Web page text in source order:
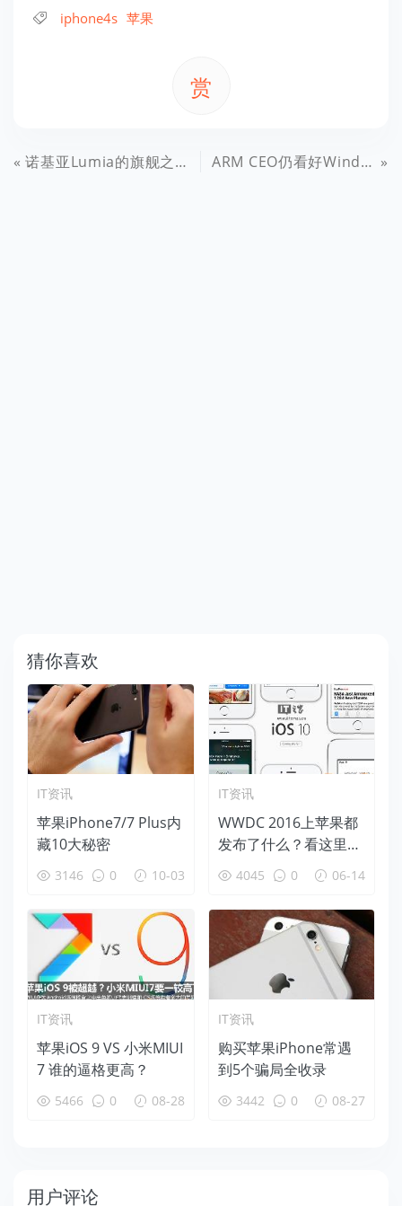
iphone4s 苹果
赏
诺基亚Lumia的旗舰之路：联合不同运营商覆盖市场 ARM CEO仍看好Windows RT前景 A15芯片今年到来
猜你喜欢
IT资讯
苹果iPhone7/7 Plus内
藏10大秘密
3146 0 10-03
IT资讯
WWDC 2016上苹果都
发布了什么？看这里一
览无余4045 0 06-14
IT资讯
苹果iOS 9 VS 小米MIUI
7 谁的逼格更高？
5466 0 08-28
IT资讯
购买苹果iPhone常遇
到5个骗局全收录
3442 0 08-27
用户评论